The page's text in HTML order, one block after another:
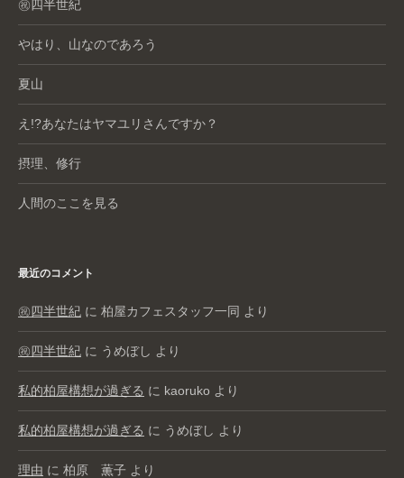
㊗️四半世紀
やはり、山なのであろう
夏山
え!?あなたはヤマユリさんですか？
摂理、修行
人間のここを見る
最近のコメント
㊗️四半世紀 に 柏屋カフェスタッフ一同 より
㊗️四半世紀 に うめぼし より
私的柏屋構想が過ぎる に kaoruko より
私的柏屋構想が過ぎる に うめぼし より
理由 に 柏原 薫子 より